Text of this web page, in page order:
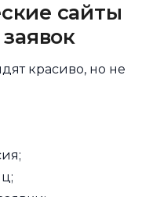
сайты
красиво, но не